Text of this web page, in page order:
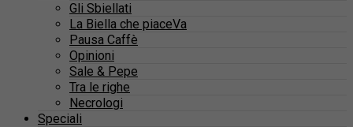
Gli Sbiellati
La Biella che piaceVa
Pausa Caffè
Opinioni
Sale & Pepe
Tra le righe
Necrologi
Speciali